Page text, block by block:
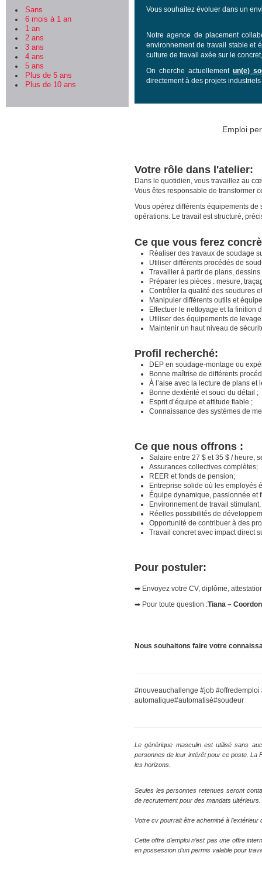
Sans
6 mois à 1 an
1 an
2 ans
3 ans
4 ans
5 ans
Plus de 5 ans
Plus de 10 ans
Vous souhaitez évoluer dans un
Notre agence de placement
environnement de travail stable et
culture de travail axée sur le
On cherche actuellement un(e)
directement à des projets
Emploi
Votre rôle dans l'atelier:
Dans le quotidien, vous travaillez au
Vous êtes responsable de transformer
Vous opérez différents équipements
opérations. Le travail est structuré,
Ce que vous ferez
Réaliser des travaux de soudage
Utiliser différents procédés de
Travailler à partir de plans,
Préparer les pièces : mesure,
Contrôler la qualité des soudures
Manipuler différents outils et
Effectuer le nettoyage et la finition
Utiliser des équipements de
Maintenir un haut niveau de
Profil recherché:
DEP en soudage-montage ou
Bonne maîtrise de différents
À l’aise avec la lecture de plans et
Bonne dextérité et souci du détail ;
Esprit d’équipe et attitude fiable ;
Connaissance des systèmes de
Ce que nous offrons :
Salaire entre 27 $ et 35 $ / heure,
Assurances collectives complètes;
REER et fonds de pension;
Entreprise solide où les employés
Équipe dynamique, passionnée et
Environnement de travail
Réelles possibilités de
Opportunité de contribuer à des
Travail concret avec impact direct
Pour postuler:
➡ Envoyez votre CV, diplôme,
➡ Pour toute question :Tiana –
Nous souhaitons faire votre
#nouveauchallenge #job
automatique#automatisé#soudeur
Le générique masculin est utilisé sans
personnes de leur intérêt pour ce poste. La
les horizons.
Seules les personnes retenues seront
de recrutement pour des mandats ultérieurs.
Votre cv pourrait être acheminé à l’extérieur
Cette offre d’emploi n’est pas une offre
en possession d’un permis valable pour